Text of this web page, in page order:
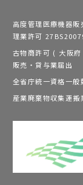
高度管理医療機器
理業許可
古物商許可 ( 大阪
販売・貸与業届出
全省庁統一資格一
産業廃棄物収集運